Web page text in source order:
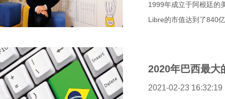
1999年成立于阿根廷的
Libre的市值达到了840
2020年巴西最大
2021-02-23 16:32:19